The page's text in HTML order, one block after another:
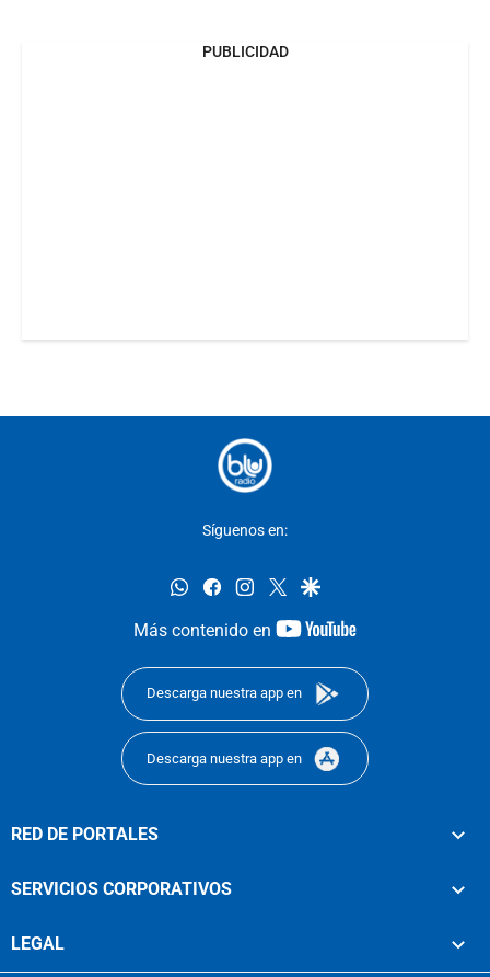
PUBLICIDAD
Síguenos en:
whatsappfacebookinstagram
twittergoogle
Más contenido en
youtube-
Descarga nuestra app en
Descarga nuestra app en
RED DE PORTALES
SERVICIOS CORPORATIVOS
LEGAL